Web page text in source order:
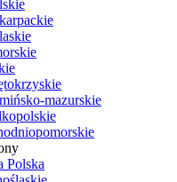
mazurskie
Polska